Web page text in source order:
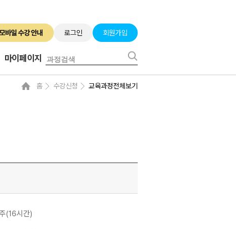
로그인 회원가입
마이페이지
홈 수강신청 교육과정전체보기
(16시간)